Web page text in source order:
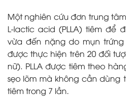
Một nghiên cứu đơn trung
L-lactic acid (PLLA) tiêm để
vừa đến nặng do mụn
được thực hiện trên 20 đối
nữ). PLLA được tiêm theo
sẹo lõm mà không cần dùng
tiêm trong 7 lần.